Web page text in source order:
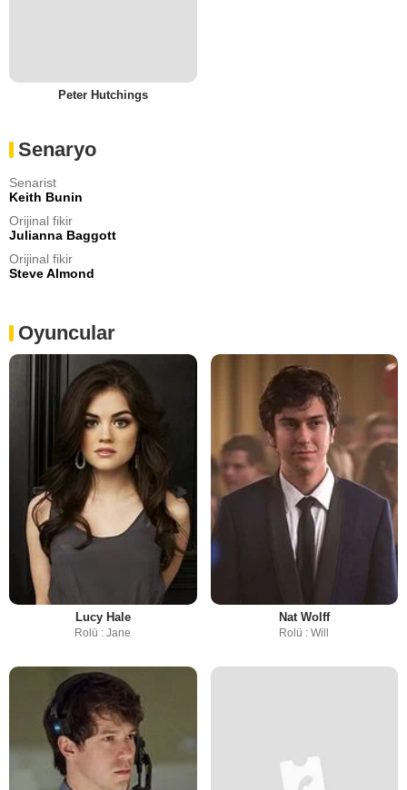
Peter Hutchings
Senaryo
Senarist
Keith Bunin
Orijinal fikir
Julianna Baggott
Orijinal fikir
Steve Almond
Oyuncular
Lucy Hale
Rolü : Jane
Nat Wolff
Rolü : Will